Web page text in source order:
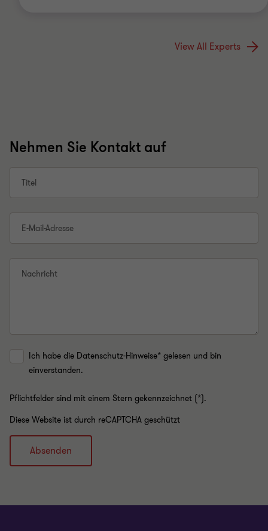
View All Experts
Nehmen Sie Kontakt auf
Titel
E-Mail-Adresse
Nachricht
Ich habe die Datenschutz-Hinweise* gelesen und bin
einverstanden.
Pflichtfelder sind mit einem Stern gekennzeichnet (*).
Diese Website ist durch reCAPTCHA geschützt
Absenden